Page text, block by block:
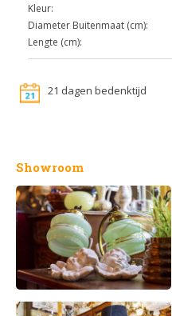
Kleur:
Diameter Buitenmaat (cm):
Lengte (cm):
21 dagen bedenktijd
Showroom